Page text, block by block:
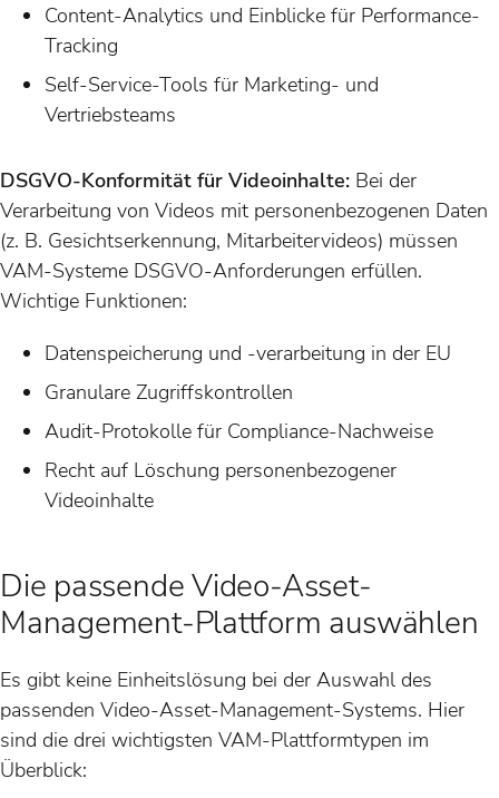
Content-Analytics und Einblicke für Performance-
Tracking
Self-Service-Tools für Marketing- und
Vertriebsteams
DSGVO-Konformität für Videoinhalte: Bei der
Verarbeitung von Videos mit personenbezogenen Daten
(z. B. Gesichtserkennung, Mitarbeitervideos) müssen
VAM-Systeme DSGVO-Anforderungen erfüllen.
Wichtige Funktionen:
Datenspeicherung und -verarbeitung in der EU
Granulare Zugriffskontrollen
Audit-Protokolle für Compliance-Nachweise
Recht auf Löschung personenbezogener
Videoinhalte
Die passende Video-Asset-
Management-Plattform auswählen
Es gibt keine Einheitslösung bei der Auswahl des
passenden Video-Asset-Management-Systems. Hier
sind die drei wichtigsten VAM-Plattformtypen im
Überblick: